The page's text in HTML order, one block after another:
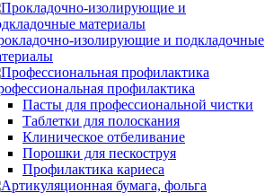
изолирующие и подкладочные
профилактика
Пасты для профессиональной чистки
Таблетки для полоскания
Клиническое отбеливание
Порошки для пескоструя
Профилактика кариеса